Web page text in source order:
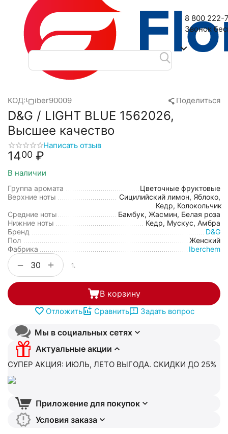
Наш адрес: 2-я Дубровская улица, 6
8 800 222-
Звонок
КОД: iber90009 Поделиться
D&G / LIGHT BLUE 1562026,
Высшее качество
Написать отзыв
1400 ₽
В наличии
Группа аромата
Цветочные фруктовые
Верхние ноты
Сицилийский лимон, Яблоко,
Кедр, Колокольчик
Средние ноты
Бамбук, Жасмин, Белая роза
Нижние ноты
Кедр, Мускус, Амбра
Бренд
D&G
Пол
Женский
Фабрика
Iberchem
+
− 1.
В корзину
Отложить Сравнить Задать вопрос
Мы в социальных сетях
Актуальные акции
СУПЕР АКЦИЯ: ИЮЛЬ, ЛЕТО ВЫГОДА. СКИДКИ ДО 25%
Приложение для покупок
Условия заказа